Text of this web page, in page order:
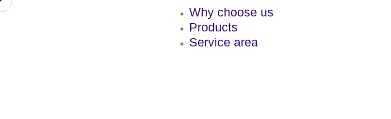
Why choose us
Products
Service area